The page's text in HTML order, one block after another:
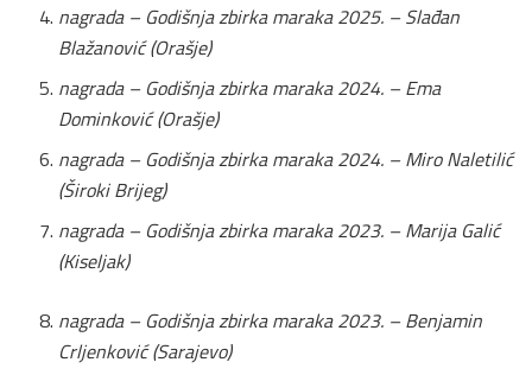
nagrada – Godišnja zbirka maraka 2025. – Slađan
Blažanović (Orašje)
nagrada – Godišnja zbirka maraka 2024. – Ema
Dominković (Orašje)
nagrada – Godišnja zbirka maraka 2024. – Miro Naletilić
(Široki Brijeg)
nagrada – Godišnja zbirka maraka 2023. – Marija Galić
(Kiseljak)
nagrada – Godišnja zbirka maraka 2023. – Benjamin
Crljenković (Sarajevo)